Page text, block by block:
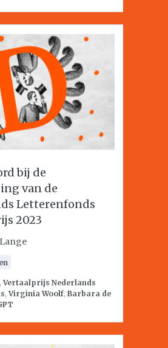
bij de
van de
Letterenfonds
2023
,Vertaalprijs Nederlands
,Virginia Woolf, Barbara de